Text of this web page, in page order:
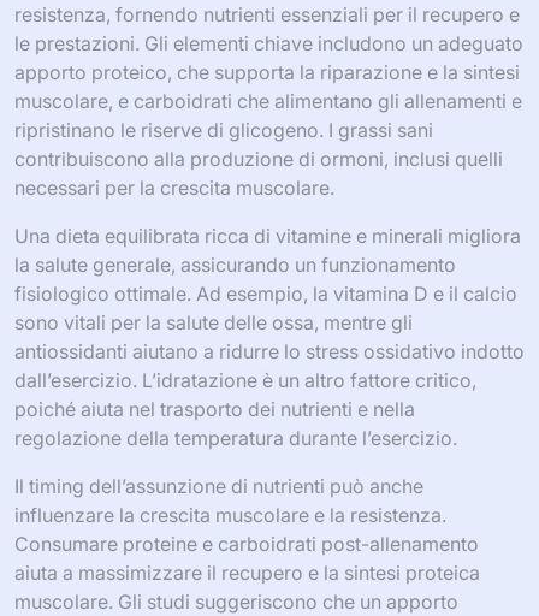
resistenza, fornendo nutrienti essenziali per il recupero e
le prestazioni. Gli elementi chiave includono un adeguato
apporto proteico, che supporta la riparazione e la sintesi
muscolare, e carboidrati che alimentano gli allenamenti e
ripristinano le riserve di glicogeno. I grassi sani
contribuiscono alla produzione di ormoni, inclusi quelli
necessari per la crescita muscolare.
Una dieta equilibrata ricca di vitamine e minerali migliora
la salute generale, assicurando un funzionamento
fisiologico ottimale. Ad esempio, la vitamina D e il calcio
sono vitali per la salute delle ossa, mentre gli
antiossidanti aiutano a ridurre lo stress ossidativo indotto
dall’esercizio. L’idratazione è un altro fattore critico,
poiché aiuta nel trasporto dei nutrienti e nella
regolazione della temperatura durante l’esercizio.
Il timing dell’assunzione di nutrienti può anche
influenzare la crescita muscolare e la resistenza.
Consumare proteine e carboidrati post-allenamento
aiuta a massimizzare il recupero e la sintesi proteica
muscolare. Gli studi suggeriscono che un apporto